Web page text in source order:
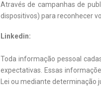
Através de campanhas de
dispositivos) para reconhecer
Linkedin:
Toda informação pessoal
expectativas. Essas
Lei ou mediante determinação